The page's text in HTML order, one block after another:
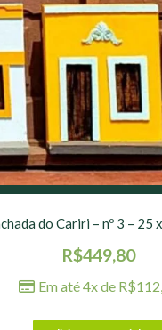
R$449,80
Em até 4x de R$